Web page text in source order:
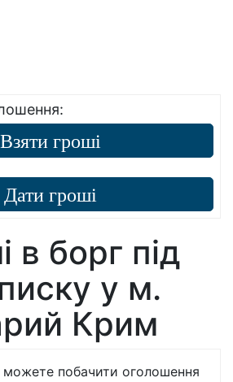
Взяти гроші
Дати гроші
в борг під
у м.
Крим
можете побачити оголошення